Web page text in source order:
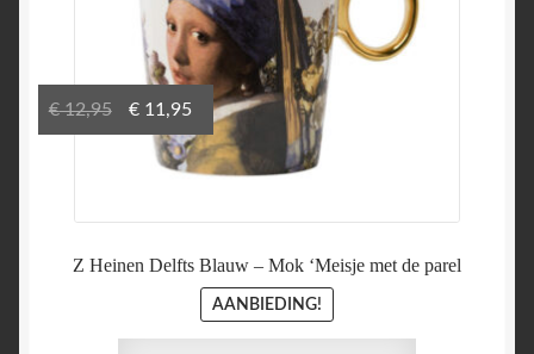
Z Heinen Delfts Blauw – Mok ‘Meisje met de parel
AANBIEDING!
€12,95
Oorspronkelijke
prijs
€11,95Huidige
prijs
is: